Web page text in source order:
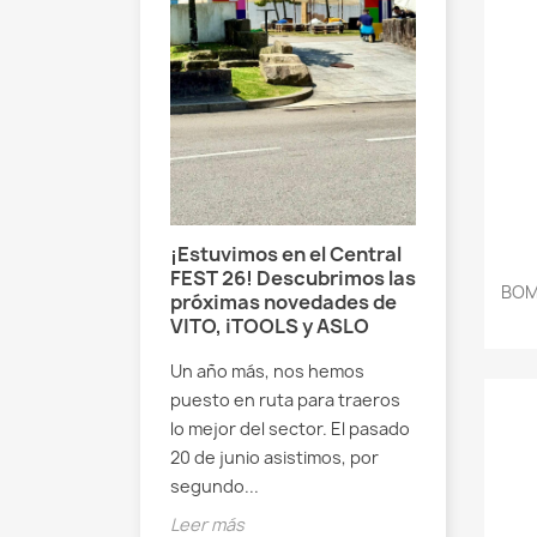
¡Estuvimos en el Central
FEST 26! Descubrimos las
próximas novedades de
VITO, iTOOLS y ASLO
Un año más, nos hemos
puesto en ruta para traeros
lo mejor del sector. El pasado
20 de junio asistimos, por
segundo...
Leer más
¿Qué
Si
ideal...